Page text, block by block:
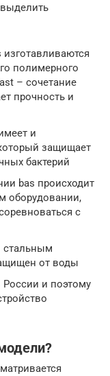
полимерного
– сочетание
прочность и
и
защищает
бактерий
bas происходит
оборудовании,
с
стальным
от воды
России и поэтому